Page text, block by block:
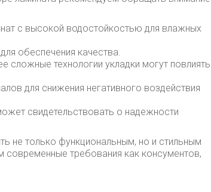
с высокой водостойкостью для влажных
обеспечения качества.
сложные технологии укладки могут повлиять
для снижения негативного воздействия
свидетельствовать о надежности
не только функциональным, но и стильным
требования как консументов,